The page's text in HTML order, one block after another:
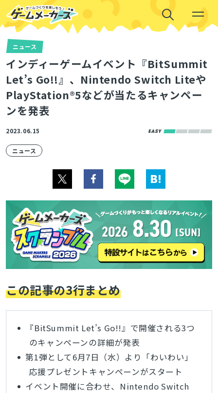
ニュース
インディーゲームイベント『BitSummit
Let’s Go!!』、Nintendo Switch Liteや
PlayStation®5などが当たるキャンペー
ンを発表
2023.06.15
ニュース
この記事の3行まとめ
『BitSummit Let’s Go!!』で開催される3つ
のキャンペーンの詳細が発表
第1弾として6月7日（水）より「わいわい」
応援プレゼントキャンペーンがスタート
イベント開催に合わせ、Nintendo Switch